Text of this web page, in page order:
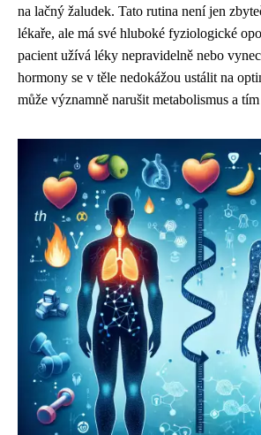
na lačný žaludek. Tato rutina není jen
lékaře, ale má své hluboké fyziologické
pacient užívá léky nepravidelně nebo
hormony se v těle nedokážou ustálit na
může významně narušit metabolismus a